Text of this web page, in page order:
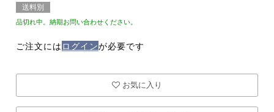
送料別
品切れ中。納期お問い合わせください。
ご注文には ログインが必要です
お気に入り